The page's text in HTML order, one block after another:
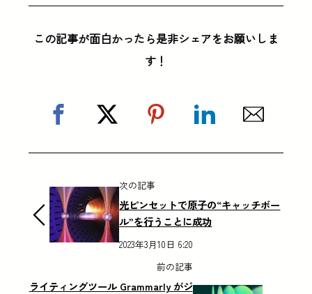
この記事が面白かったら是非シェアをお願いしま
す！
次の記事
光ピンセットで原子の“キャッチボー
ル”を行うことに成功
2023年3月10日 6:20
前の記事
ライティングツール Grammarly がジ